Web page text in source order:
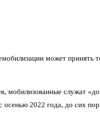
может принять
служат
осенью 2022 года, до сих